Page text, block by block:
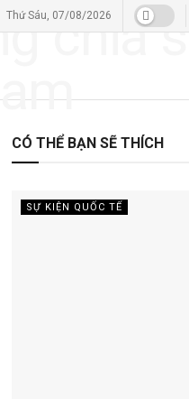
Thứ Sáu, 07/08/2026
CÓ THỂ BẠN SẼ THÍCH
SỰ KIỆN QUỐC TẾ